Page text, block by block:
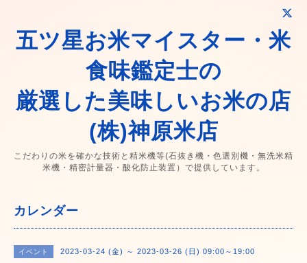
五ツ星お米マイスター・米
食味鑑定士の
厳選した美味しいお米の店
(株)神原米店
こだわりの米を確かな技術と精米機等(石抜き機・色選別機・無洗米精
米機・精密計量器・酸化防止装置）で提供しています。
カレンダー
イベント 2023-03-24 (金) ～ 2023-03-26 (日) 09:00～19:00